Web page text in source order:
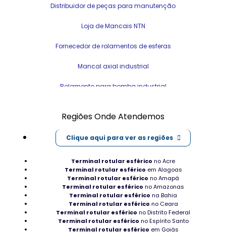
Distribuidor de peças para manutenção
Loja de Mancais NTN
Fornecedor de rolamentos de esferas
Mancal axial industrial
Rolamento para bomba industrial
Loja de Rolamentos SKF em Macapá
Rolamento para ventilador industrial
Tipo de Mancais em Roraima
Mancal para tambor revestido
Comprar Rolamento para ventilador industrial
Regiões Onde Atendemos
Clique aqui para ver as regiões
Terminal rotular esférico no Acre
Terminal rotular esférico em Alagoas
Terminal rotular esférico no Amapá
Terminal rotular esférico no Amazonas
Terminal rotular esférico na Bahia
Terminal rotular esférico no Ceara
Terminal rotular esférico no Distrito Federal
Terminal rotular esférico no Espírito Santo
Terminal rotular esférico em Goiás